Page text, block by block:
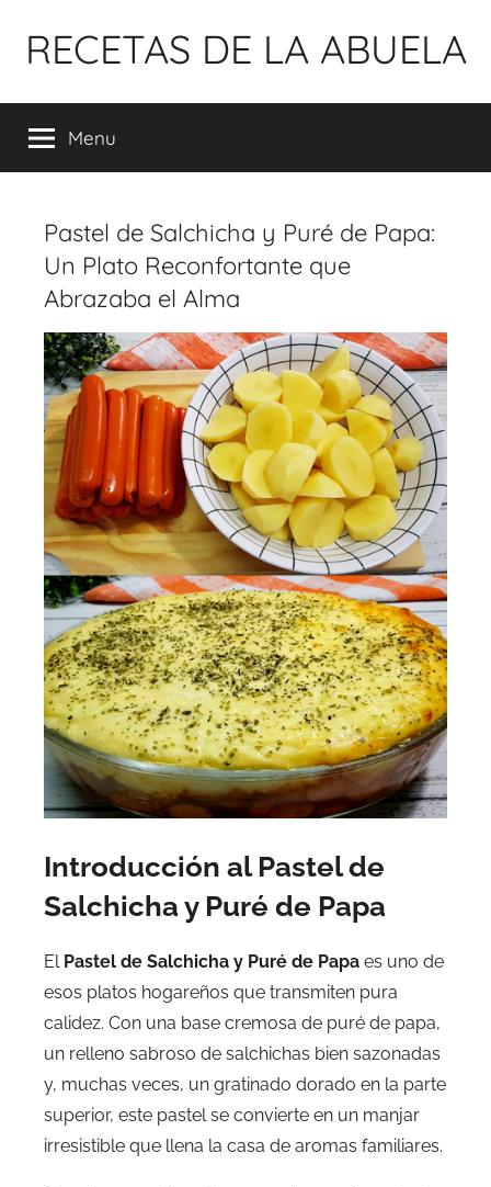
para
conteúdo
RECETAS DE LA ABUELA
Menu
Pastel de Salchicha y Puré de Papa:
Un Plato Reconfortante que
Abrazaba el Alma
Introducción al Pastel de
Salchicha y Puré de Papa
El Pastel de Salchicha y Puré de Papa es uno de
esos platos hogareños que transmiten pura
calidez. Con una base cremosa de puré de papa,
un relleno sabroso de salchichas bien sazonadas
y, muchas veces, un gratinado dorado en la parte
superior, este pastel se convierte en un manjar
irresistible que llena la casa de aromas familiares.